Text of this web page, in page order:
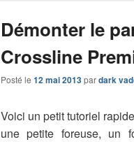
Démonter le
Crossline
Posté le 12 mai 2013pardark
Voici un petit tutoriel
une petite foreuse, un